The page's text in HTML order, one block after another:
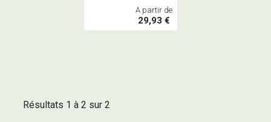
A partir de
29,93 €
Résultats 1 à 2 sur 2